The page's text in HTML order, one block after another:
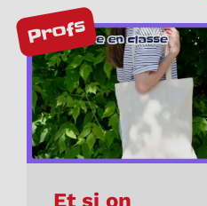
Profs
Et si on